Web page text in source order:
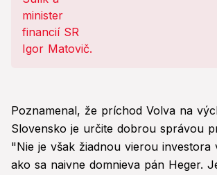
Poznamenal, že príchod Volva na
Slovensko je určite dobrou správou
"Nie je však žiadnou vierou investora
ako sa naivne domnieva pán Heger.